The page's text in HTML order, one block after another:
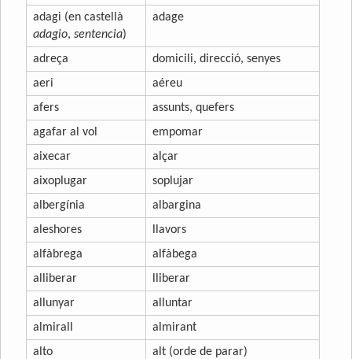
adagi (en castellà
adagio, sentencia)
adage
adreça
domicili, direcció, senyes
aeri
aéreu
afers
assunts, quefers
agafar al vol
empomar
aixecar
alçar
aixoplugar
soplujar
albergínia
albargina
aleshores
llavors
alfàbrega
alfàbega
alliberar
lliberar
allunyar
alluntar
almirall
almirant
alto
alt (orde de parar)